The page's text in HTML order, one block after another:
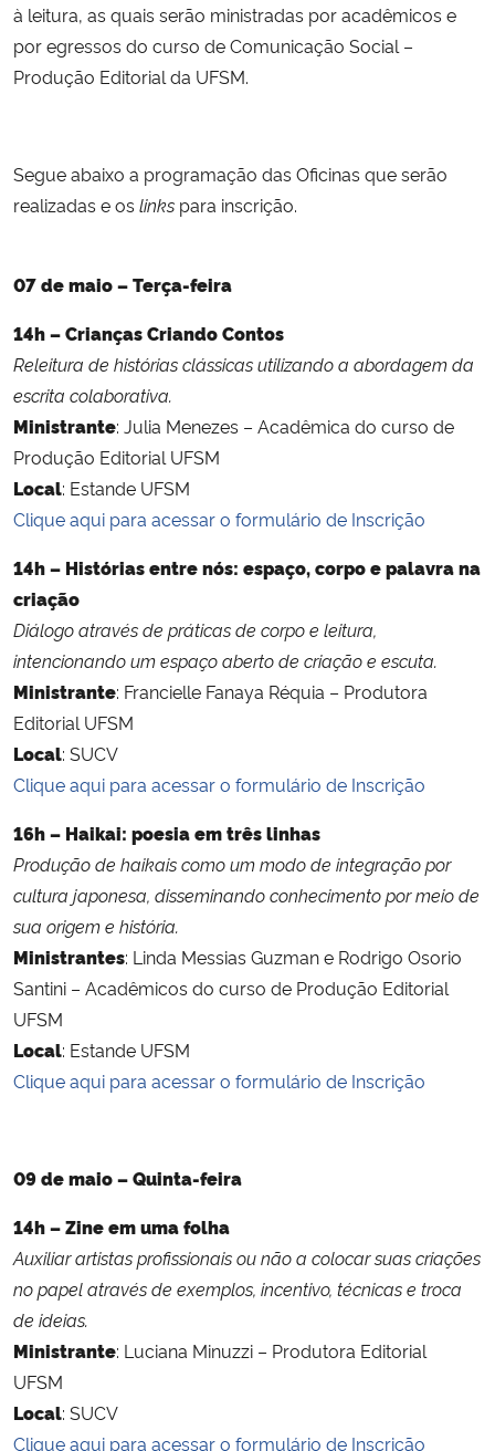
Secretaria-Geral
Secretaria de Governo
Advocacia-Geral da União
à leitura, as quais serão ministradas por acadêmicos e
por egressos do curso de Comunicação Social –
Produção Editorial da UFSM.
Segue abaixo a programação das Oficinas que serão
realizadas e os links para inscrição.
07 de maio – Terça-feira
14h – Crianças Criando Contos
Releitura de histórias clássicas utilizando a abordagem da
escrita colaborativa.
Ministrante: Julia Menezes – Acadêmica do curso de
Produção Editorial UFSM
Local: Estande UFSM
Clique aqui para acessar o formulário de Inscrição
14h – Histórias entre nós: espaço, corpo e palavra na
criação
Diálogo através de práticas de corpo e leitura,
intencionando um espaço aberto de criação e escuta.
Ministrante: Francielle Fanaya Réquia – Produtora
Editorial UFSM
Local: SUCV
Clique aqui para acessar o formulário de Inscrição
16h – Haikai: poesia em três linhas
Produção de haikais como um modo de integração por
cultura japonesa, disseminando conhecimento por meio de
sua origem e história.
Ministrantes: Linda Messias Guzman e Rodrigo Osorio
Santini – Acadêmicos do curso de Produção Editorial
UFSM
Local: Estande UFSM
Clique aqui para acessar o formulário de Inscrição
09 de maio – Quinta-feira
14h – Zine em uma folha
Auxiliar artistas profissionais ou não a colocar suas criações
no papel através de exemplos, incentivo, técnicas e troca
de ideias.
Ministrante: Luciana Minuzzi – Produtora Editorial
UFSM
Local: SUCV
Clique aqui para acessar o formulário de Inscrição